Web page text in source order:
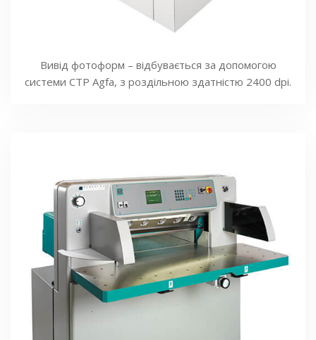
Вивід фотоформ – відбувається за допомогою
системи СTP Agfa, з роздільною здатністю 2400 dpi.